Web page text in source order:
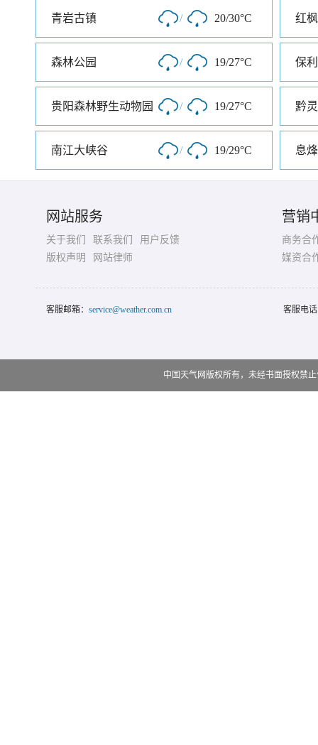
青岩古镇 / 20/30°C 红
森林公园 / 19/27°C 保
贵阳森林野生动物园 / 19/27°C 黔
南江大峡谷 / 19/29°C
网站服务
关于我们 联系我们
用户反馈
版权声明
网站律师
营销
商务合
媒资合
客服邮箱： service@weather.com.cn 客服电
中国天气网版权所有，未经书面授权